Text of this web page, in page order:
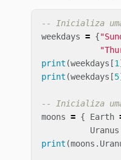
-- Inicializa uma
weekdays = {
print (weekdays [1
print (weekdays [5
-- Inicializa
moons = { Earth
Uranus
print (moons .